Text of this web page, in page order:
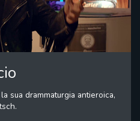
sua drammaturgia antieroica,